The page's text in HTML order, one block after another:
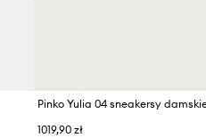
1019,90 zł